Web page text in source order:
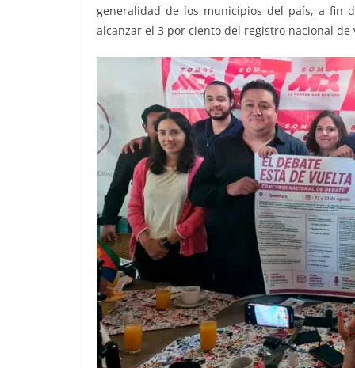
generalidad de los municipios del país, a fin
alcanzar el 3 por ciento del registro nacional de